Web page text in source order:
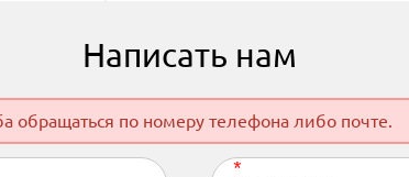
Написать нам
обращаться по номеру телефона либо почте.